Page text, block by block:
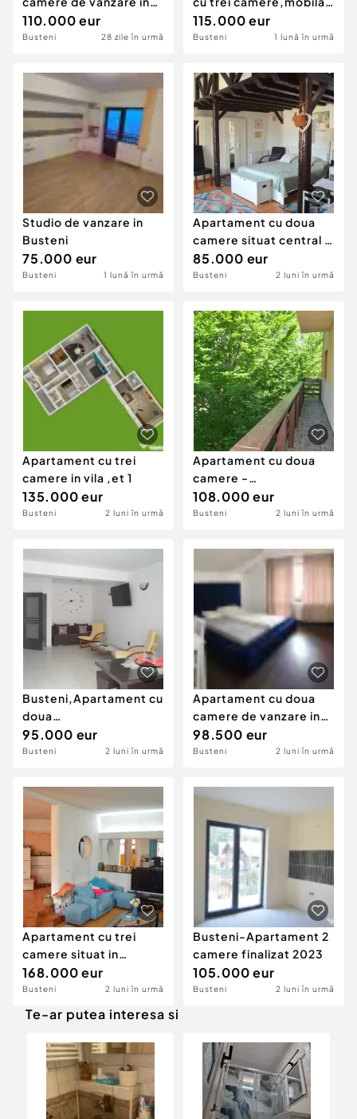
Busteni
110.000 eur
Busteni 28 zile în urmă
si utilat
115.000 eur
Busteni 1 lună în urmă
Studio de vanzare in
Busteni
75.000 eur
Busteni 1 lună în urmă
Apartament cu doua
camere situat central in
Busteni
85.000 eur
Busteni 2 luni în urmă
Apartament cu trei
camere in vila ,et 1
135.000 eur
Busteni 2 luni în urmă
Apartament cu doua
camere -
Busteni,central
108.000 eur
Busteni 2 luni în urmă
Busteni,Apartament cu
doua
camere,panorama
senzationala
95.000 eur
Busteni 2 luni în urmă
Apartament cu doua
camere de vanzare in
Busteni
98.500 eur
Busteni 2 luni în urmă
Apartament cu trei
camere situat in
Busteni
168.000 eur
Busteni 2 luni în urmă
Busteni-Apartament 2
camere finalizat 2023
105.000 eur
Busteni 2 luni în urmă
Te-ar putea interesa si